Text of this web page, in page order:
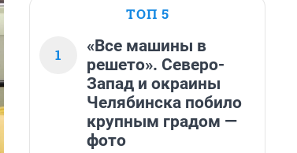
ТОП 5
1
«Все машины в
решето». Северо-
Запад и окраины
Челябинска побило
крупным градом —
фото